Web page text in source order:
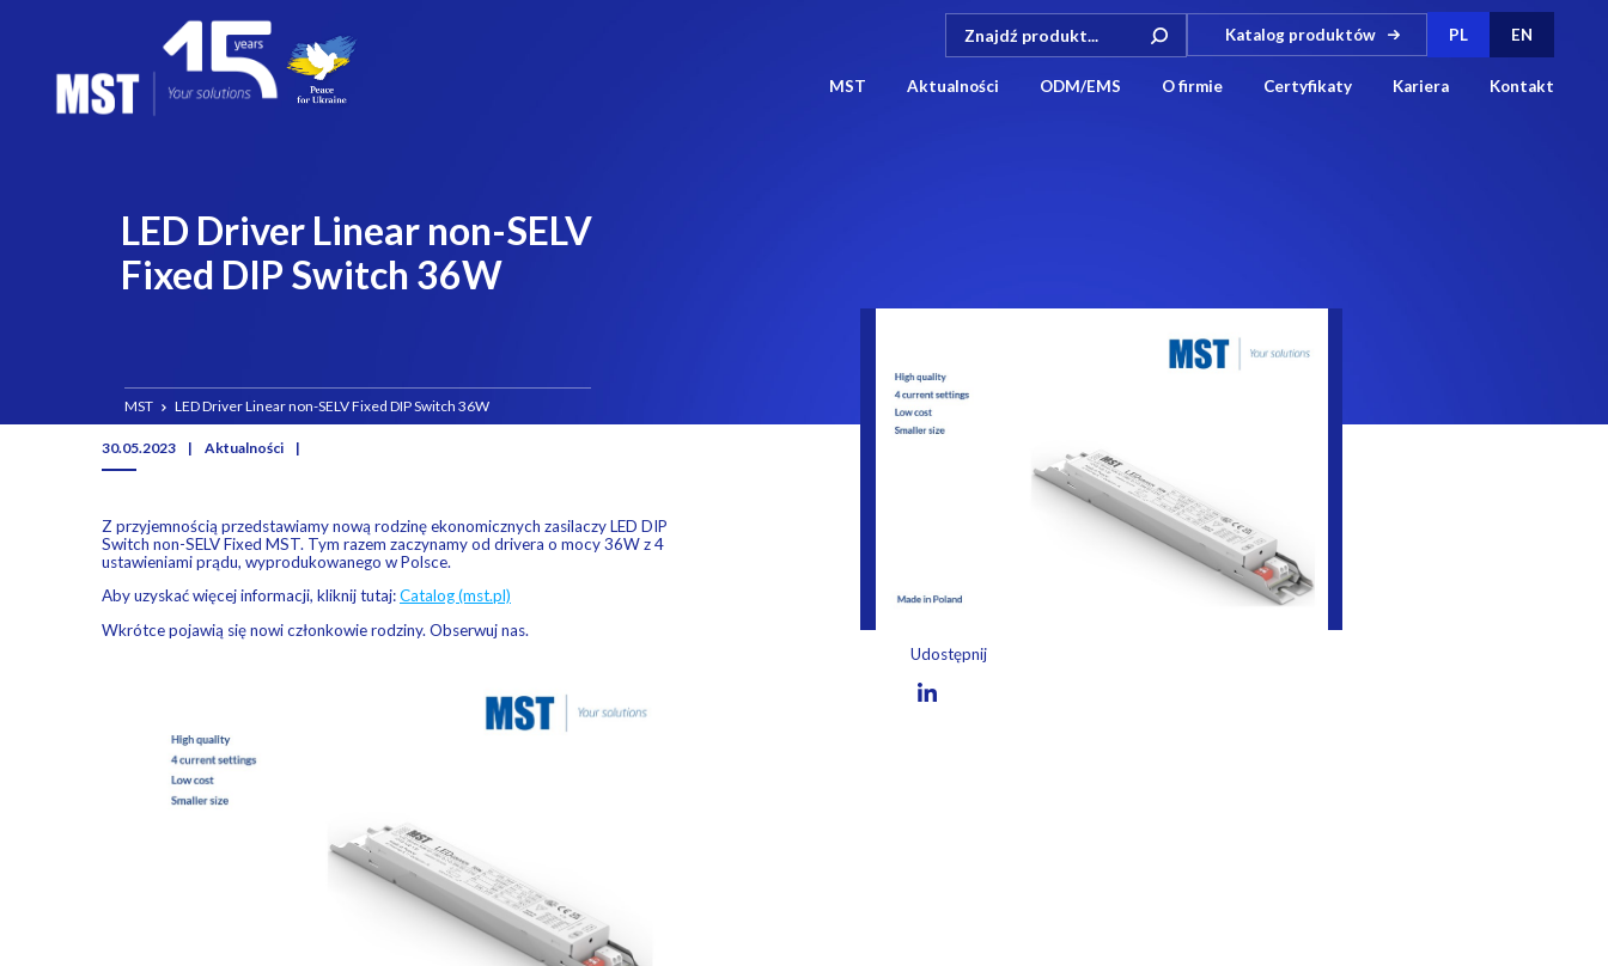
Katalog produktów PL EN
MST Aktualności ODM/EMS O firmie Certyfikaty Kariera Kontakt
LED Driver Linear non-SELV
Fixed DIP Switch 36W
MST LED Driver Linear non-SELV Fixed DIP Switch 36W
Udostępnij
30.05.2023 | Aktualności |
Z przyjemnością przedstawiamy nową rodzinę ekonomicznych zasilaczy LED DIP
Switch non-SELV Fixed MST. Tym razem zaczynamy od drivera o mocy 36W z 4
ustawieniami prądu, wyprodukowanego w Polsce.
Aby uzyskać więcej informacji, kliknij tutaj:Catalog (mst.pl)
Wkrótce pojawią się nowi członkowie rodziny. Obserwuj nas.